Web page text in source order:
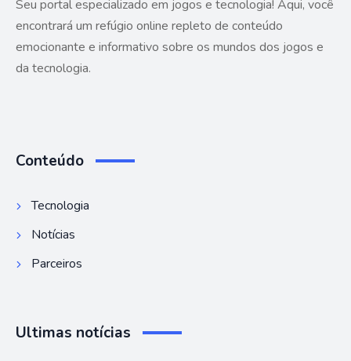
Seu portal especializado em jogos e tecnologia! Aqui, você
encontrará um refúgio online repleto de conteúdo
emocionante e informativo sobre os mundos dos jogos e
da tecnologia.
Conteúdo
Tecnologia
Notícias
Parceiros
Ultimas notícias